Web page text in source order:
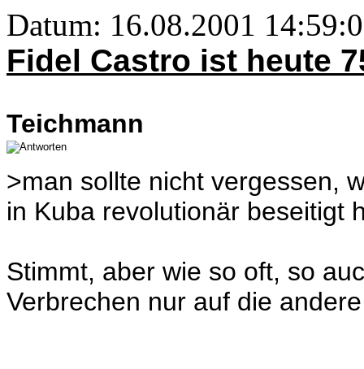
Datum: 16.08.2001
Fidel Castro ist heute
Teichmann
>man sollte nicht vergessen,
in Kuba revolutionär beseitigt
Stimmt, aber wie so oft, so
Verbrechen nur auf die